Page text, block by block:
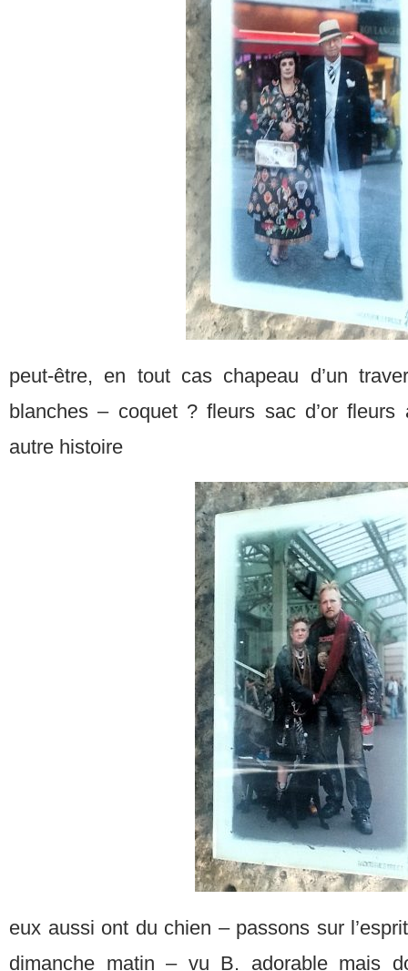
peut-être, en tout cas chapeau d’un
blanches – coquet ? fleurs sac d’or
autre histoire
eux aussi ont du chien – passons sur
dimanche matin – vu B. adorable mais